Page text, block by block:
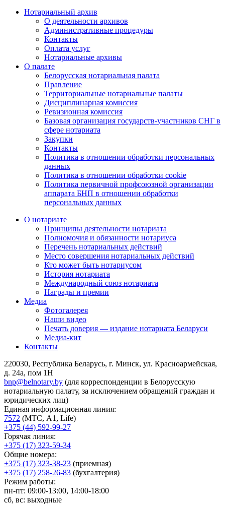
Нотариальный архив
О деятельности архивов
Административные процедуры
Контакты
Оплата услуг
Нотариальные архивы
О палате
Белорусская нотариальная палата
Правление
Территориальные нотариальные палаты
Дисциплинарная комиссия
Ревизионная комиссия
Базовая организация государств-участников СНГ в
сфере нотариата
Закупки
Контакты
Политика в отношении обработки персональных
данных
Политика в отношении обработки cookie
Политика первичной профсоюзной организации
аппарата БНП в отношении обработки
персональных данных
О нотариате
Принципы деятельности нотариата
Полномочия и обязанности нотариуса
Перечень нотариальных действий
Место совершения нотариальных действий
Кто может быть нотариусом
История нотариата
Международный союз нотариата
Награды и премии
Медиа
Фотогалерея
Наши видео
Печать доверия — издание нотариата Беларуси
Медиа-кит
Контакты
220030, Республика Беларусь, г. Минск, ул. Красноармейская,
д. 24а, пом 1Н
bnp@belnotary.by (для корреспонденции в Белорусскую
нотариальную палату, за исключением обращений граждан и
юридических лиц)
Единая информационная линия:
7572 (МТС, A1, Life)
+375 (44) 592-99-27
Горячая линия:
+375 (17) 323-59-34
Общие номера:
+375 (17) 323-38-23 (приемная)
+375 (17) 258-26-83 (бухгалтерия)
Режим работы:
пн-пт: 09:00-13:00, 14:00-18:00
сб, вс: выходные